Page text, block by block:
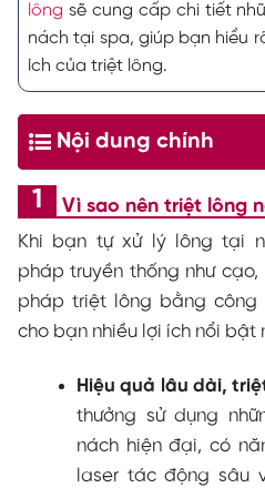
lông sẽ cung cấp chi tiết
nách tại spa, giúp bạn hiểu
ích của triệt lông.
Nội dung chính
Vì sao nên triệt lông
Khi bạn tự xử lý lông tại
pháp truyền thống như
pháp triệt lông bằng
cho bạn nhiều lợi ích nổi bật
Hiệu quả lâu dài,
thưởng sử dụng
nách hiện đại, có
laser tác động sâu